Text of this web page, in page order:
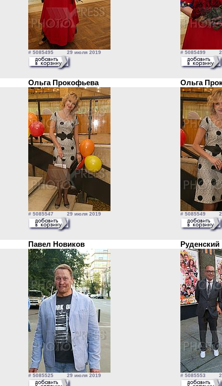
# 5085495 29 июля 2019 # 5085499 29
Ольга Прокофьева Ольга
# 5085547 29 июля 2019 # 5085549 29
Павел Новиков
# 5085525 29 июля 2019 # 5085553 29